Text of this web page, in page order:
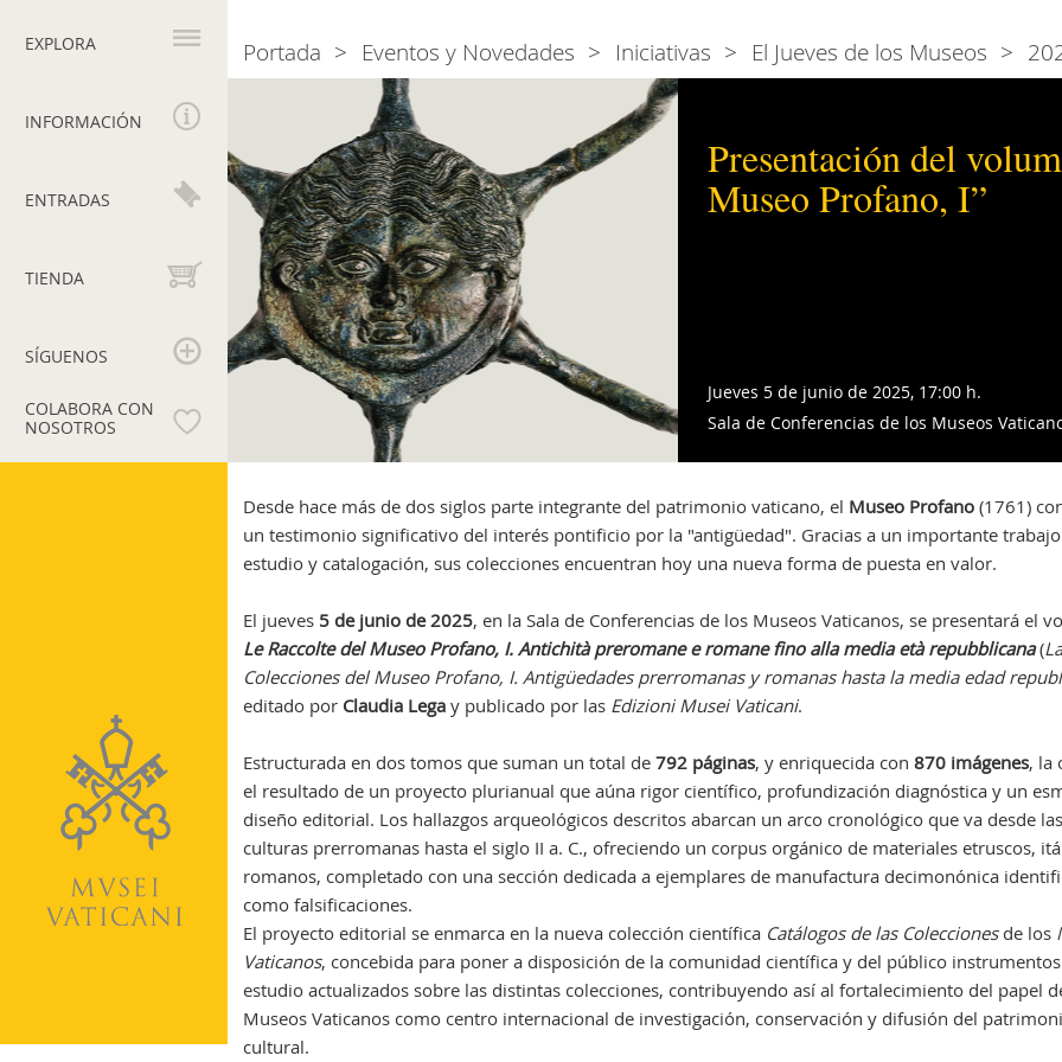
principal
EXPLORA
INFORMACIÓN
ENTRADAS
TIENDA
SÍGUENOS
COLABORA CON
NOSOTROS
“Le
Raccolte
Museo
Profano,
Presentación del
Museo Profano, I”
Jueves 5 de junio de 2025, 17:00 h.
Sala de Conferencias de los Museos
Desde hace más de dos siglos parte integrante del patrimonio vaticano, el Museo Profano(1761)
un testimonio significativo del interés pontificio por la "antigüedad". Gracias a un importante
estudio y catalogación, sus colecciones encuentran hoy una nueva forma de puesta en valor.
El jueves 5 de junio de 2025, en la Sala de Conferencias de los Museos Vaticanos, se presentará el
Le Raccolte del Museo Profano, I. Antichità preromane e romane fino alla media età repubblicana (
Colecciones del Museo Profano, I. Antigüedades prerromanas y romanas hasta la media edad
editado por Claudia Lega y publicado por las Edizioni Musei Vaticani.
Estructurada en dos tomos que suman un total de 792 páginas, y enriquecida con 870 imágenes, la
el resultado de un proyecto plurianual que aúna rigor científico, profundización diagnóstica y un
diseño editorial. Los hallazgos arqueológicos descritos abarcan un arco cronológico que va desde las
culturas prerromanas hasta el siglo II a. C., ofreciendo un corpus orgánico de materiales etruscos,
romanos, completado con una sección dedicada a ejemplares de manufactura decimonónica
como falsificaciones.
El proyecto editorial se enmarca en la nueva colección científica Catálogos de las Coleccionesde los
Vaticanos, concebida para poner a disposición de la comunidad científica y del público
estudio actualizados sobre las distintas colecciones, contribuyendo así al fortalecimiento del papel
Museos Vaticanos como centro internacional de investigación, conservación y difusión del
cultural.
Breadcrumb
Portada Eventos y Novedades Iniciativas El Jueves de los Museos